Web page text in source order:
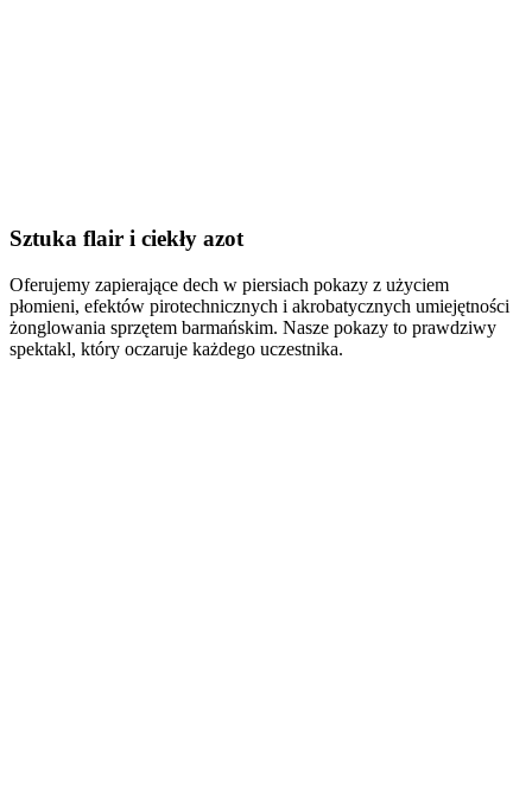
Sztuka flair i ciekły azot
Oferujemy zapierające dech w piersiach pokazy z użyciem
płomieni, efektów pirotechnicznych i akrobatycznych umiejętności
żonglowania sprzętem barmańskim. Nasze pokazy to prawdziwy
spektakl, który oczaruje każdego uczestnika.